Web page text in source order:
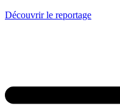
Découvrir le reportage